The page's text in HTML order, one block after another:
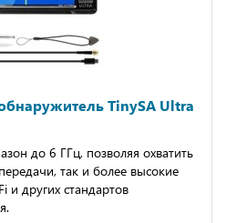
ТinySА Ultrа
до 6 ГГц, позволяя охватить
так и более высокие
и других стандартов